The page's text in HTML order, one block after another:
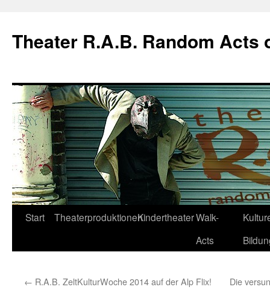
Theater R.A.B. Random Acts
Zum
Start TheaterproduktionenKindertheaterWalk-
Acts
← R.A.B. ZeltKulturWoche 2014 auf der Alp Flix! Die